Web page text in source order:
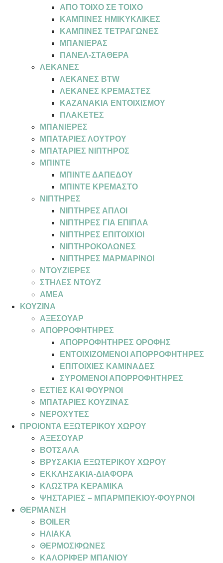
ΑΠΟ ΤΟΙΧΟ ΣΕ ΤΟΙΧΟ
ΚΑΜΠΙΝΕΣ ΗΜΙΚΥΚΛΙΚΕΣ
ΚΑΜΠΙΝΕΣ ΤΕΤΡΑΓΩΝΕΣ
ΜΠΑΝΙΕΡΑΣ
ΠΑΝΕΛ-ΣΤΑΘΕΡΑ
ΛΕΚΑΝΕΣ
ΛΕΚΑΝΕΣ BTW
ΛΕΚΑΝΕΣ ΚΡΕΜΑΣΤΕΣ
ΚΑΖΑΝΑΚΙΑ ΕΝΤΟΙΧΙΣΜΟΥ
ΠΛΑΚΕΤΕΣ
ΜΠΑΝΙΕΡΕΣ
ΜΠΑΤΑΡΙΕΣ ΛΟΥΤΡΟΥ
ΜΠΑΤΑΡΙΕΣ ΝΙΠΤΗΡΟΣ
ΜΠΙΝΤΕ
ΜΠΙΝΤΕ ΔΑΠΕΔΟΥ
ΜΠΙΝΤΕ ΚΡΕΜΑΣΤΟ
ΝΙΠΤΗΡΕΣ
ΝΙΠΤΗΡΕΣ ΑΠΛΟΙ
ΝΙΠΤΗΡΕΣ ΓΙΑ ΕΠΙΠΛΑ
ΝΙΠΤΗΡΕΣ ΕΠΙΤΟΙΧΙΟΙ
ΝΙΠΤΗΡΟΚΟΛΩΝΕΣ
ΝΙΠΤΗΡΕΣ ΜΑΡΜΑΡΙΝΟΙ
ΝΤΟΥΖΙΕΡΕΣ
ΣΤΗΛΕΣ ΝΤΟΥΖ
ΑΜΕΑ
ΚΟΥΖΙΝΑ
ΑΞΕΣΟΥΑΡ
ΑΠΟΡΡΟΦΗΤΗΡΕΣ
ΑΠΟΡΡΟΦΗΤΗΡΕΣ ΟΡΟΦΗΣ
ΕΝΤΟΙΧΙΖΟΜΕΝΟΙ ΑΠΟΡΡΟΦΗΤΗΡΕΣ
ΕΠΙΤΟΙΧΙΕΣ ΚΑΜΙΝΑΔΕΣ
ΣΥΡΟΜΕΝΟΙ ΑΠΟΡΡΟΦΗΤΗΡΕΣ
ΕΣΤΙΕΣ ΚΑΙ ΦΟΥΡΝΟΙ
ΜΠΑΤΑΡΙΕΣ ΚΟΥΖΙΝΑΣ
ΝΕΡΟΧΥΤΕΣ
ΠΡΟΙΟΝΤΑ ΕΞΩΤΕΡΙΚΟΥ ΧΩΡΟΥ
ΑΞΕΣΟΥΑΡ
ΒΟΤΣΑΛΑ
ΒΡΥΣΑΚΙΑ ΕΞΩΤΕΡΙΚΟΥ ΧΩΡΟΥ
ΕΚΚΛΗΣΑΚΙΑ-ΔΙΑΦΟΡΑ
ΚΛΩΣΤΡΑ ΚΕΡΑΜΙΚΑ
ΨΗΣΤΑΡΙΕΣ – ΜΠΑΡΜΠΕΚΙΟΥ-ΦΟΥΡΝΟΙ
ΘΕΡΜΑΝΣΗ
BOILER
ΗΛΙΑΚΑ
ΘΕΡΜΟΣΙΦΩΝΕΣ
ΚΑΛΟΡΙΦΕΡ ΜΠΑΝΙΟΥ